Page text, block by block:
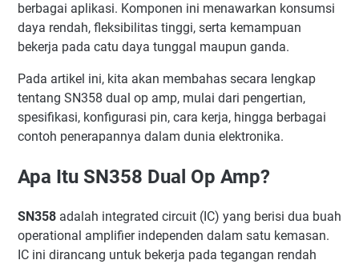
Filter Aktif
Penguat Instrumentasi
Perbedaan SN358 dan LM358
Tips Menggunakan SN358
Kesimpulan
berbagai aplikasi. Komponen ini menawarkan konsumsi
daya rendah, fleksibilitas tinggi, serta kemampuan
bekerja pada catu daya tunggal maupun ganda.
Pada artikel ini, kita akan membahas secara lengkap
tentang SN358 dual op amp, mulai dari pengertian,
spesifikasi, konfigurasi pin, cara kerja, hingga berbagai
contoh penerapannya dalam dunia elektronika.
Apa Itu SN358 Dual Op Amp?
SN358 adalah integrated circuit (IC) yang berisi dua buah
operational amplifier independen dalam satu kemasan.
IC ini dirancang untuk bekerja pada tegangan rendah